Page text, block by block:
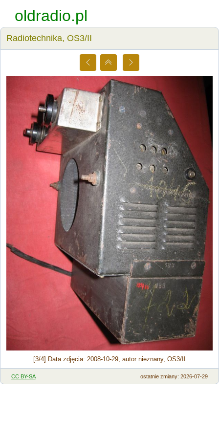
oldradio.pl
Radiotechnika, OS3/II
[3/4] Data zdjęcia: 2008-10-29, autor nieznany, OS3/II
CC BY-SA ostatnie zmiany: 2026-07-29